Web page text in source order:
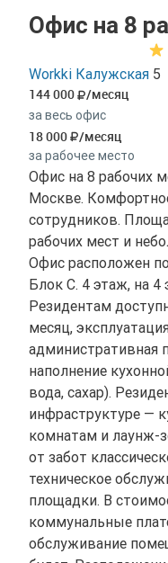
Офис на 8
Workki Калужская 5
144 000 /месяц
за весь офис
18 000 /месяц
за рабочее место
Офис на 8 рабочих
Москве.
сотрудников.
рабочих мест и
Офис расположен
Блок С. 4 этаж, на 4
Резидентам
месяц,
административная
наполнение
вода, сахар).
инфраструктуре —
комнатам и лаунж-
от забот
техническое
площадки. В
коммунальные
обслуживание